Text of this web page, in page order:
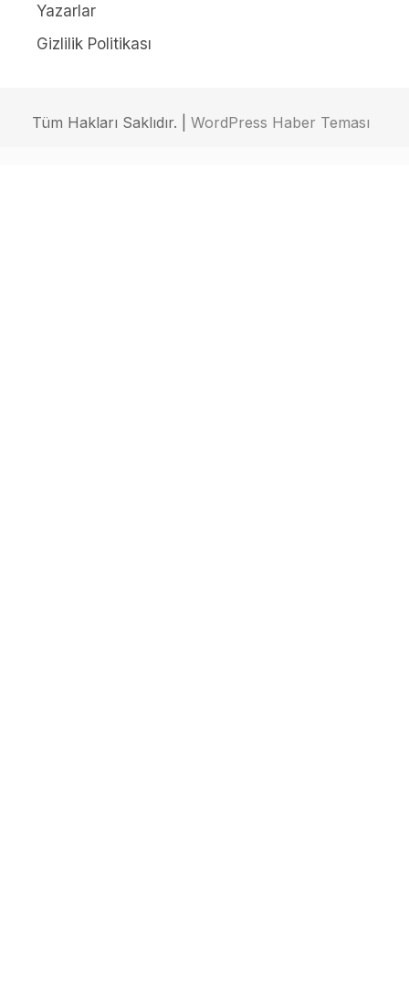
Yazarlar
Gizlilik Politikası
Tüm Hakları Saklıdır. | WordPress Haber Teması